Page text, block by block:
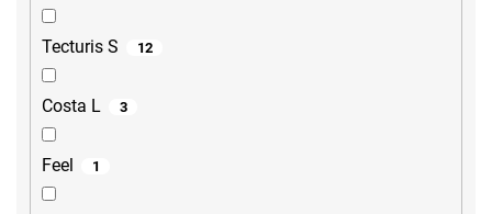
Tecturis S 12
Costa L 3
Feel 1